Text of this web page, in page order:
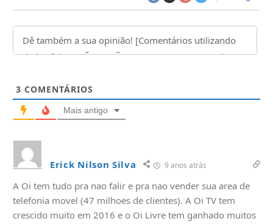
3 COMENTÁRIOS
Mais antigo
Erick Nilson Silva 9 anos atrás
A Oi tem tudo pra nao falir e pra nao vender sua area de
telefonia movel (47 milhoes de clientes). A Oi TV tem
crescido muito em 2016 e o Oi Livre tem ganhado muitos